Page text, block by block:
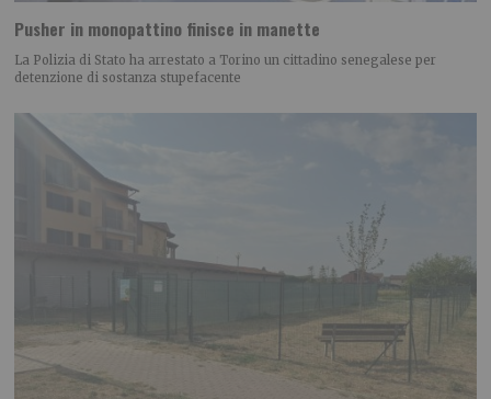
Pusher in monopattino finisce in manette
La Polizia di Stato ha arrestato a Torino un cittadino senegalese per
detenzione di sostanza stupefacente